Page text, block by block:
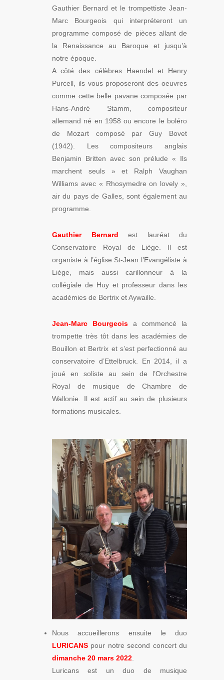
Gauthier Bernard et le trompettiste Jean-
Marc Bourgeois qui interpréteront un
programme composé de pièces allant de
la Renaissance au Baroque et jusqu’à
notre époque.
A côté des célèbres Haendel et Henry
Purcell, ils vous proposeront des oeuvres
comme cette belle pavane composée par
Hans-André Stamm, compositeur
allemand né en 1958 ou encore le boléro
de Mozart composé par Guy Bovet
(1942). Les compositeurs anglais
Benjamin Britten avec son prélude « Ils
marchent seuls » et Ralph Vaughan
Williams avec « Rhosymedre on lovely »,
air du pays de Galles, sont également au
programme.
Gauthier Bernard est lauréat du
Conservatoire Royal de Liège. Il est
organiste à l’église St-Jean l’Evangéliste à
Liège, mais aussi carillonneur à la
collégiale de Huy et professeur dans les
académies de Bertrix et Aywaille.
Jean-Marc Bourgeoisa commencé la
trompette très tôt dans les académies de
Bouillon et Bertrix et s’est perfectionné au
conservatoire d’Ettelbruck. En 2014, il a
joué en soliste au sein de l’Orchestre
Royal de musique de Chambre de
Wallonie. Il est actif au sein de plusieurs
formations musicales.
Nous accueillerons ensuite le duo
LURICANS pour notre second concert du
dimanche 20 mars 2022
Luricans est un duo de musique